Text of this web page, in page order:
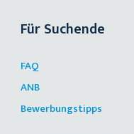
Für Suchende
FAQ
ANB
Bewerbungstipps